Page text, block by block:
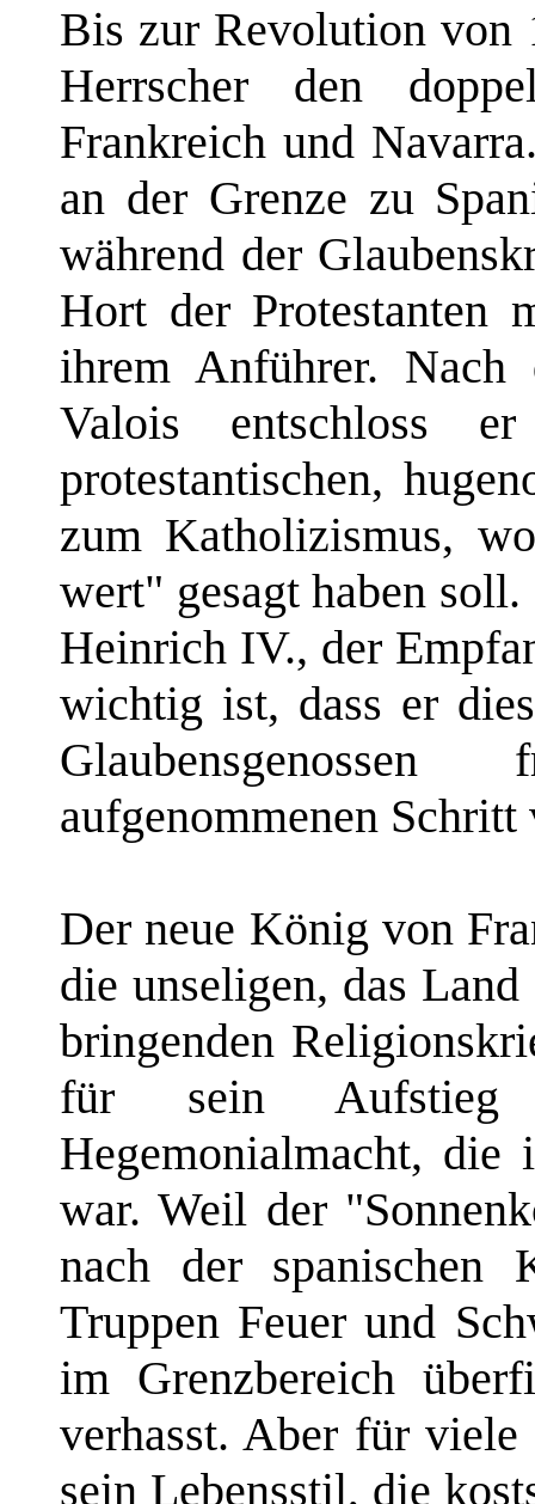
Bis zur Revolution von
Herrscher den
Frankreich und
an der Grenze zu
während der
Hort der Protestanten
ihrem Anführer. Nach
Valois entschloss
protestantischen,
zum Katholizismus,
wert" gesagt haben
Heinrich IV., der
wichtig ist, dass er
aufgenommenen
Der neue König von
die unseligen, das
bringenden
für sein Aufstieg
Hegemonialmacht,
war. Weil der
nach der spanischen
Truppen Feuer und
im Grenzbereich
verhasst. Aber für
sein Lebensstil, die